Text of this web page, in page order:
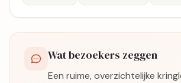
Wat bezoekers zeggen
Een ruime, overzichtelijke